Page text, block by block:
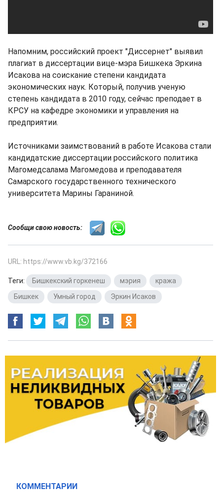
Напомним, российский проект "Диссернет" выявил
плагиат в диссертации вице-мэра Бишкека Эркина
Исакова на соискание степени кандидата
экономических наук. Который, получив ученую
степень кандидата в 2010 году, сейчас преподает в
КРСУ на кафедре экономики и управления на
предприятии.
Источниками заимствований в работе Исакова стали
кандидатские диссертации российского политика
Магомедсалама Магомедова и преподавателя
Самарского государственного технического
университета Марины Гараниной.
Сообщи свою новость:
URL: https://www.vb.kg/372166
Теги: Бишкекский горкенеш мэрия кража
Бишкек
Умный город Эркин Исаков
КОММЕНТАРИИ